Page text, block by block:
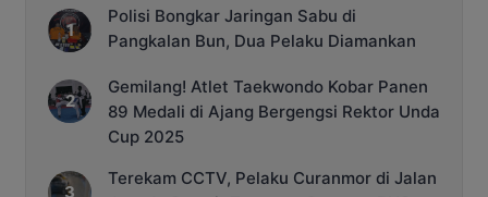
Polisi Bongkar Jaringan Sabu di
Pangkalan Bun, Dua Pelaku Diamankan
Gemilang! Atlet Taekwondo Kobar Panen
89 Medali di Ajang Bergengsi Rektor Unda
Cup 2025
Terekam CCTV, Pelaku Curanmor di Jalan